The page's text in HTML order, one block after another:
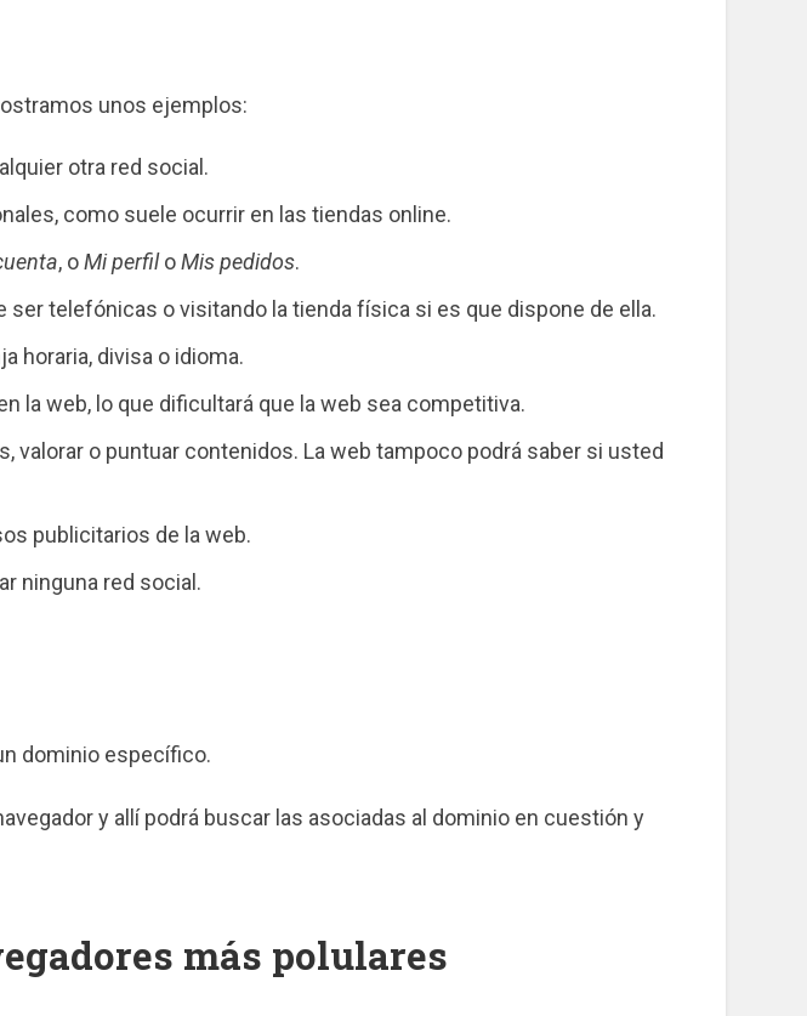
unos ejemplos:
otra red social.
como suele ocurrir en las tiendas online.
, oMi perfiloMis pedidos.
telefónicas o visitando la tienda física si es que dispone de ella.
horaria, divisa o idioma.
la web, lo que dificultará que la web sea competitiva.
valorar o puntuar contenidos. La web tampoco podrá saber si usted
publicitarios de la web.
ninguna red social.
dominio específico.
y allí podrá buscar las asociadas al dominio en cuestión y
más polulares